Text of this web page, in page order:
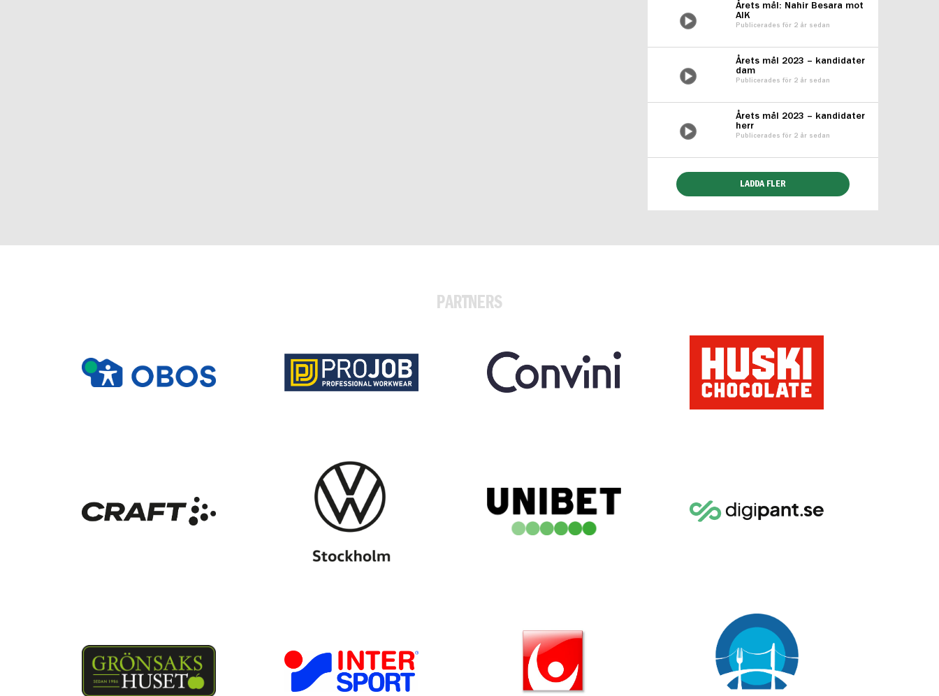
Årets mål: Nahir Besara mot
AIK
Publicerades för 2 år sedan
Årets mål 2023 – kandidater
dam
Publicerades för 2 år sedan
Årets mål 2023 – kandidater
herr
Publicerades för 2 år sedan
LADDA FLER
PARTNERS